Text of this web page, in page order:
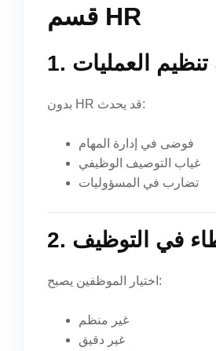
قسم HR
تنظيم العمليات
بدون HR قد يحدث:
فوضى في إدارة المهام
غياب التوصيف الوظيفي
تضارب في المسؤوليات
في التوظيف
اختيار الموظفين يصبح:
غير منظم
غير دقيق